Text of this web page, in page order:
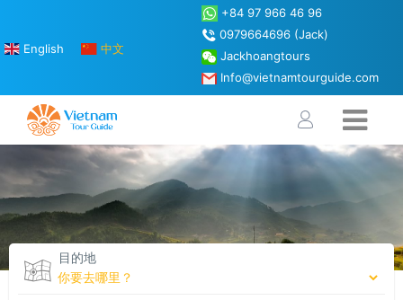
English 中文
+84 97 966 46 96
0979664696 (Jack)
Jackhoangtours
Info@vietnamtourguide.com
目的地